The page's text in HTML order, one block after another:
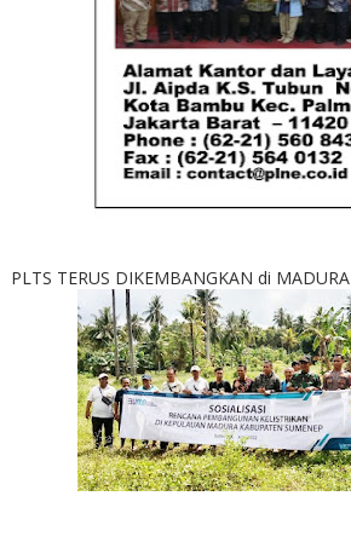
PLTS TERUS DIKEMBANGKAN di MADURA